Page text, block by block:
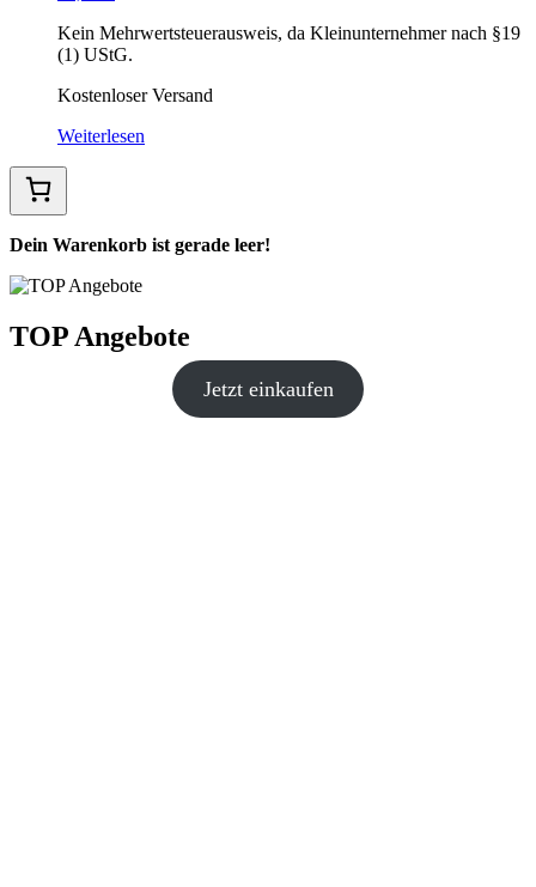
Kein Mehrwertsteuerausweis, da Kleinunternehmer nach §19
(1) UStG.
Kostenloser Versand
Weiterlesen
Dein Warenkorb ist gerade leer!
TOP Angebote
Jetzt einkaufen